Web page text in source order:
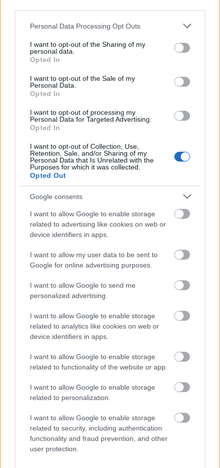
Please note that this website/app uses one or more Google
not limited to your visit or usage behaviour. You may click to
grant or deny consent to Google and its third-party tags to
use your data for below specified purposes in below Google
consent section.
Personal Data Processing Opt Outs
I want to opt-out of the Sharing of my
personal data.
Opted In
I want to opt-out of the Sale of my
Personal Data.
Opted In
I want to opt-out of processing my
Personal Data for Targeted Advertising.
Opted In
I want to opt-out of Collection, Use,
Retention, Sale, and/or Sharing of my
Personal Data that Is Unrelated with the
Purposes for which it was collected.
Opted Out
Google consents
I want to allow Google to enable storage
related to advertising like cookies on web or
device identifiers in apps.
I want to allow my user data to be sent to
Google for online advertising purposes.
I want to allow Google to send me
personalized advertising.
I want to allow Google to enable storage
related to analytics like cookies on web or
device identifiers in apps.
I want to allow Google to enable storage
related to functionality of the website or app.
I want to allow Google to enable storage
related to personalization.
I want to allow Google to enable storage
related to security, including authentication
functionality and fraud prevention, and other
user protection.
filmjei az Ön kedvenc filmjei." Fenyő János cége a '80-
as évek végén, '90-es évek első felében ontotta
magából az élvezetes szarfilmeket (természetesen
mindenféle engedély és jogdíjfizetés nélkül, ahogy
azt kell - amíg az…
William Shatner George Lucasnak
táncol és énekel
Geekblog 2013. április 20.
2005-ben az American Film Institute életműdíjjal
SW-trilógia befejezése után - jobb, ha ebbe most
nem megyünk bele), és az ünnepség nyitóbeszédét
pont William Shatner mondhatta el. Merednek is a
szemek rendesen, mikor színpadra…